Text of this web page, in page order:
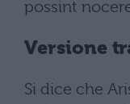
possint
Versione
Si dice che